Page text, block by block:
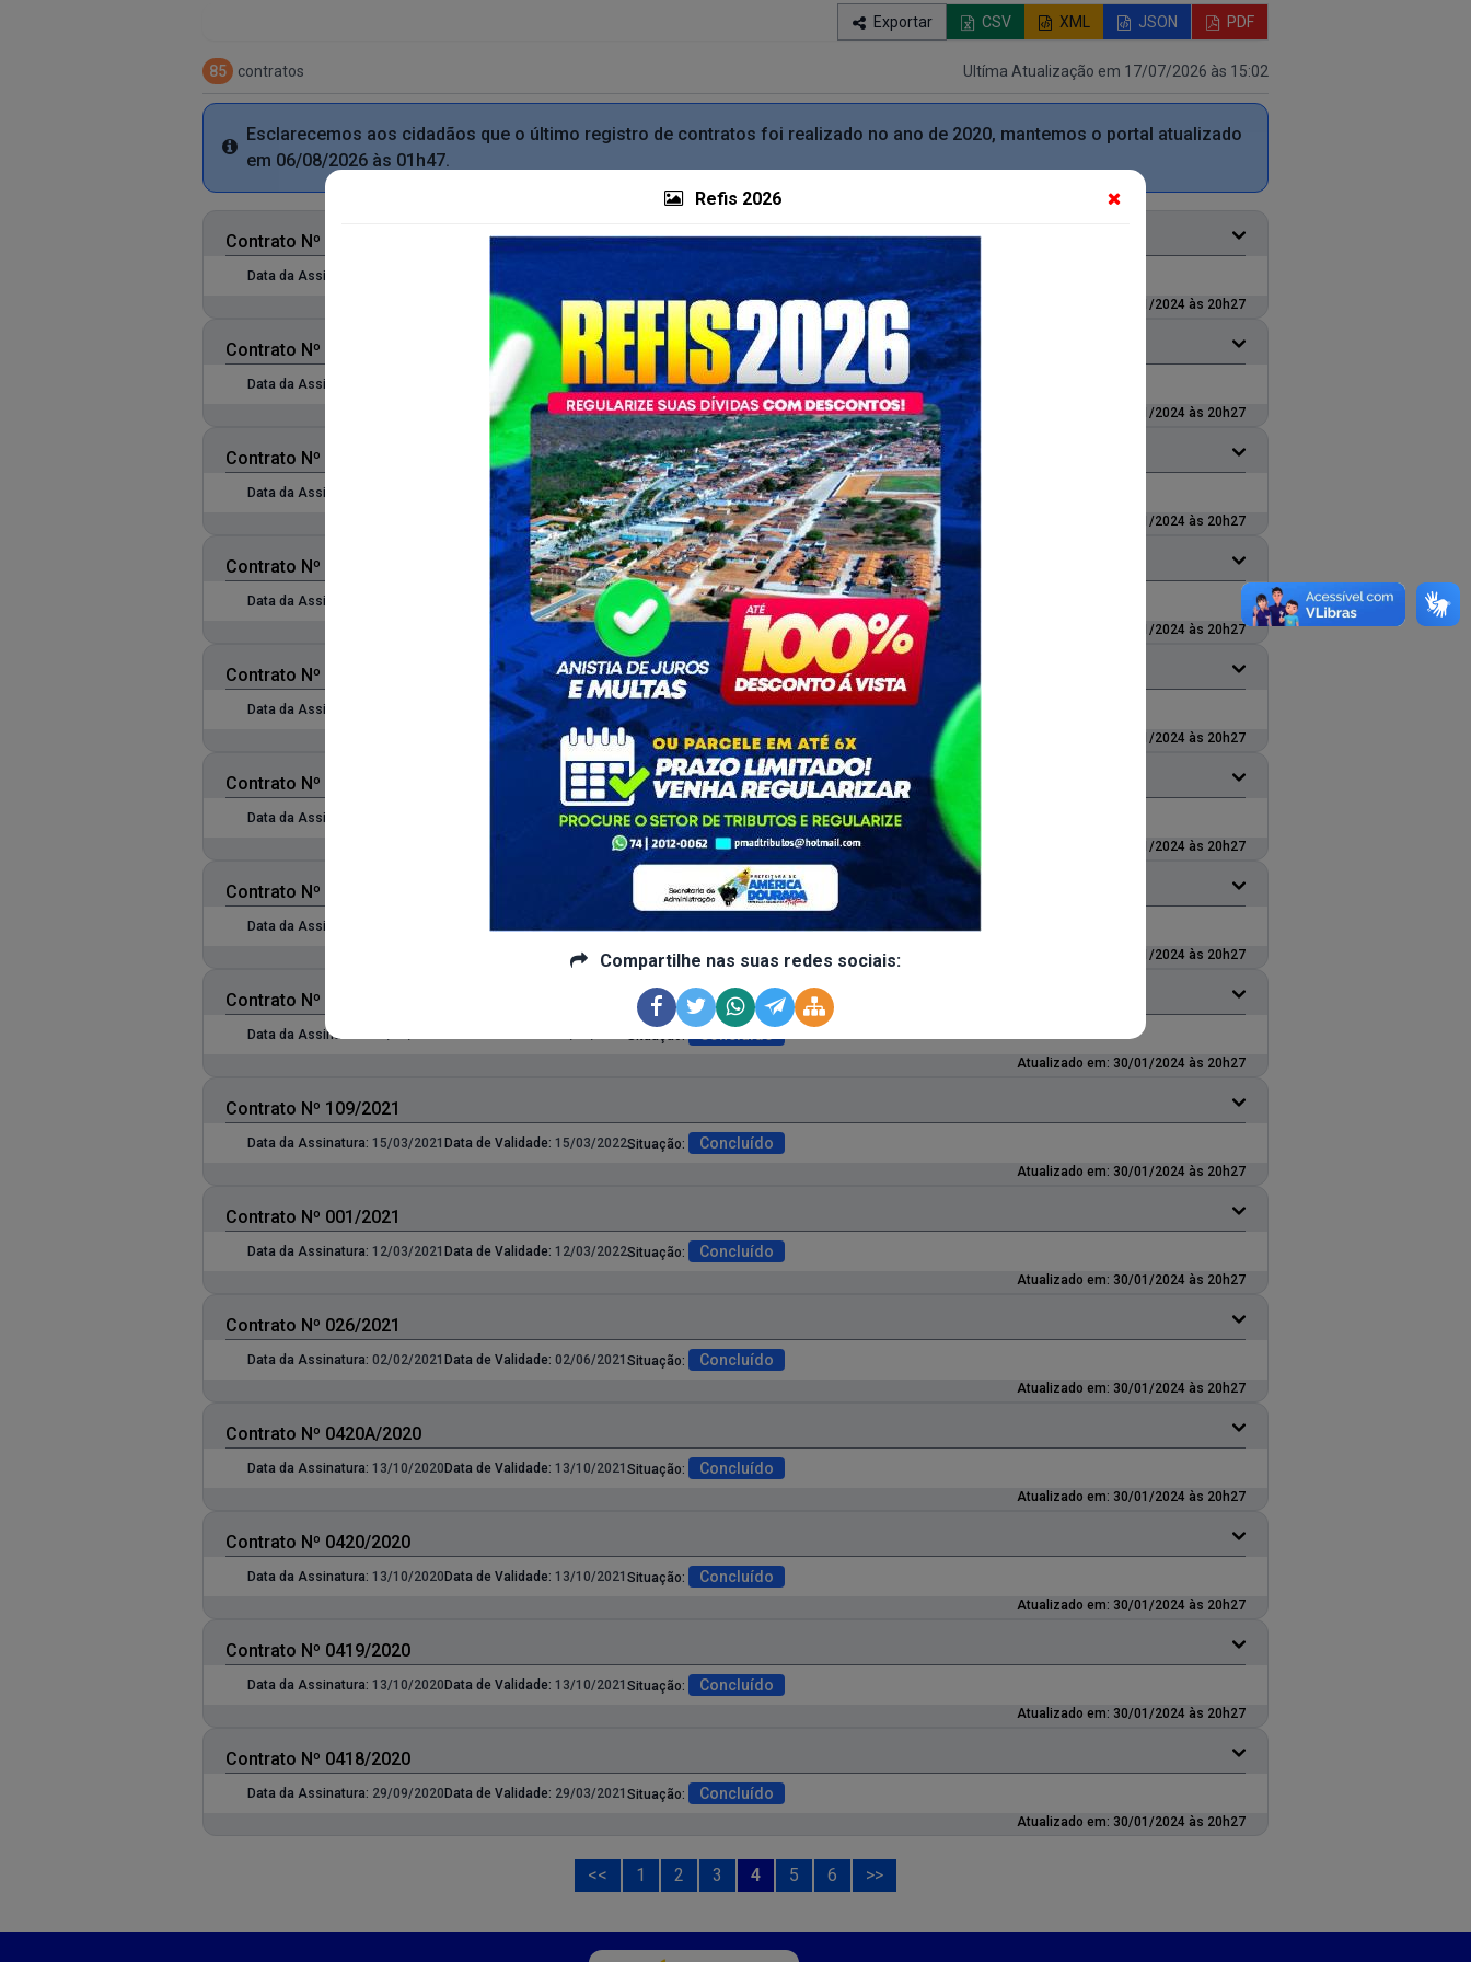
Refis 2026
Compartilhe nas suas redes sociais:
Exportar CSV XML JSON PDF
85 contratos Ultíma Atualização em 17/07/2026 às 15:02
Info
Esclarecemos aos cidadãos que o último registro de contratos foi realizado no ano de 2020, mantemos o portal atualizado
em 06/08/2026 às 01h47.
Contrato Nº 006/2021
Data da Assinatura: Concluído
Atualizado em: 30/01/2024 às 20h27
Contrato Nº 132/2021
Data da Assinatura: Data de Validade: 12/12/2021Situação: Concluído
Atualizado em: 30/01/2024 às 20h27
Contrato Nº 118/2021
Data da Assinatura: Data de Validade:09/04/2022Situação: Concluído
Atualizado em: 30/01/2024 às 20h27
Contrato Nº 128/2021
Data da Assinatura: Data de Validade:02/06/2021 Situação: Concluído
Atualizado em: 30/01/2024 às 20h27
Contrato Nº 113/2021
Data da Assinatura: Data de Validade: 02/04/2022Situação: Concluído
Atualizado em: 30/01/2024 às 20h27
Contrato Nº 004/2021
Data da Assinatura: 01/04/2022Situação: Concluído
Atualizado em: 30/01/2024 às 20h27
Contrato Nº 003/2021
Data da Assinatura: Data de Validade:30/03/2022Situação: Concluído
Atualizado em: 30/01/2024 às 20h27
Contrato Nº 108/2021
Data da Assinatura: Situação:
Atualizado em: 30/01/2024 às 20h27
Contrato Nº 109/2021
Data da Assinatura: 15/03/2021 Data de Validade: 15/03/2022Situação: Concluído
Atualizado em: 30/01/2024 às 20h27
Contrato Nº 001/2021
Data da Assinatura:12/03/2021 Data de Validade:12/03/2022Situação: Concluído
Atualizado em: 30/01/2024 às 20h27
Contrato Nº 026/2021
Data da Assinatura:02/02/2021 Data de Validade:02/06/2021Situação: Concluído
Atualizado em: 30/01/2024 às 20h27
Contrato Nº 0420A/2020
Data da Assinatura:13/10/2020 Data de Validade:13/10/2021Situação: Concluído
Atualizado em: 30/01/2024 às 20h27
Contrato Nº 0420/2020
Data da Assinatura:13/10/2020 Data de Validade:13/10/2021Situação: Concluído
Atualizado em: 30/01/2024 às 20h27
Contrato Nº 0419/2020
Data da Assinatura:13/10/2020 Data de Validade:13/10/2021Situação: Concluído
Atualizado em: 30/01/2024 às 20h27
Contrato Nº 0418/2020
Data da Assinatura: 29/09/2020 Data de Validade: 29/03/2021Situação: Concluído
Atualizado em: 30/01/2024 às 20h27
<< 1 2 3 4 5 6 >>